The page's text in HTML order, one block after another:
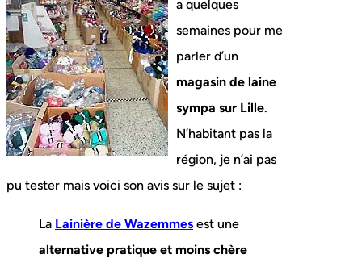
a quelques
semaines pour me
parler d’un
magasin de laine
sympa sur Lille.
N’habitant pas la
région, je n’ai pas
pu tester mais voici son avis sur le sujet :
La Lainière de Wazemmes est une
alternative pratique et moins chère